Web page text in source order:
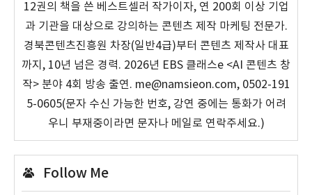
12권의 책을 쓴 베스트셀러 작가이자, 연 200회 이상 기업
과 기관을 대상으로 강의하는 콘텐츠 제작 마케팅 전문가.
경북콘텐츠진흥원 차장(일반4급)부터 콘텐츠 제작사 대표
까지, 10년 넘은 경력. 2026년 EBS 클래스e <AI 콘텐츠 창
작> 분야 4회 방송 출연. me@namsieon.com, 0502-191
5-0605(문자 수신 가능한 번호, 강연 중에는 통화가 어려
우니 부재중이라면 문자나 메일로 연락주세요.)
Follow Me